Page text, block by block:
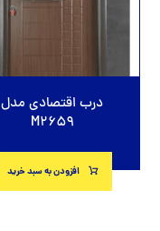
درب اقتصادی مدل
M2659
افزودن به سبد خرید